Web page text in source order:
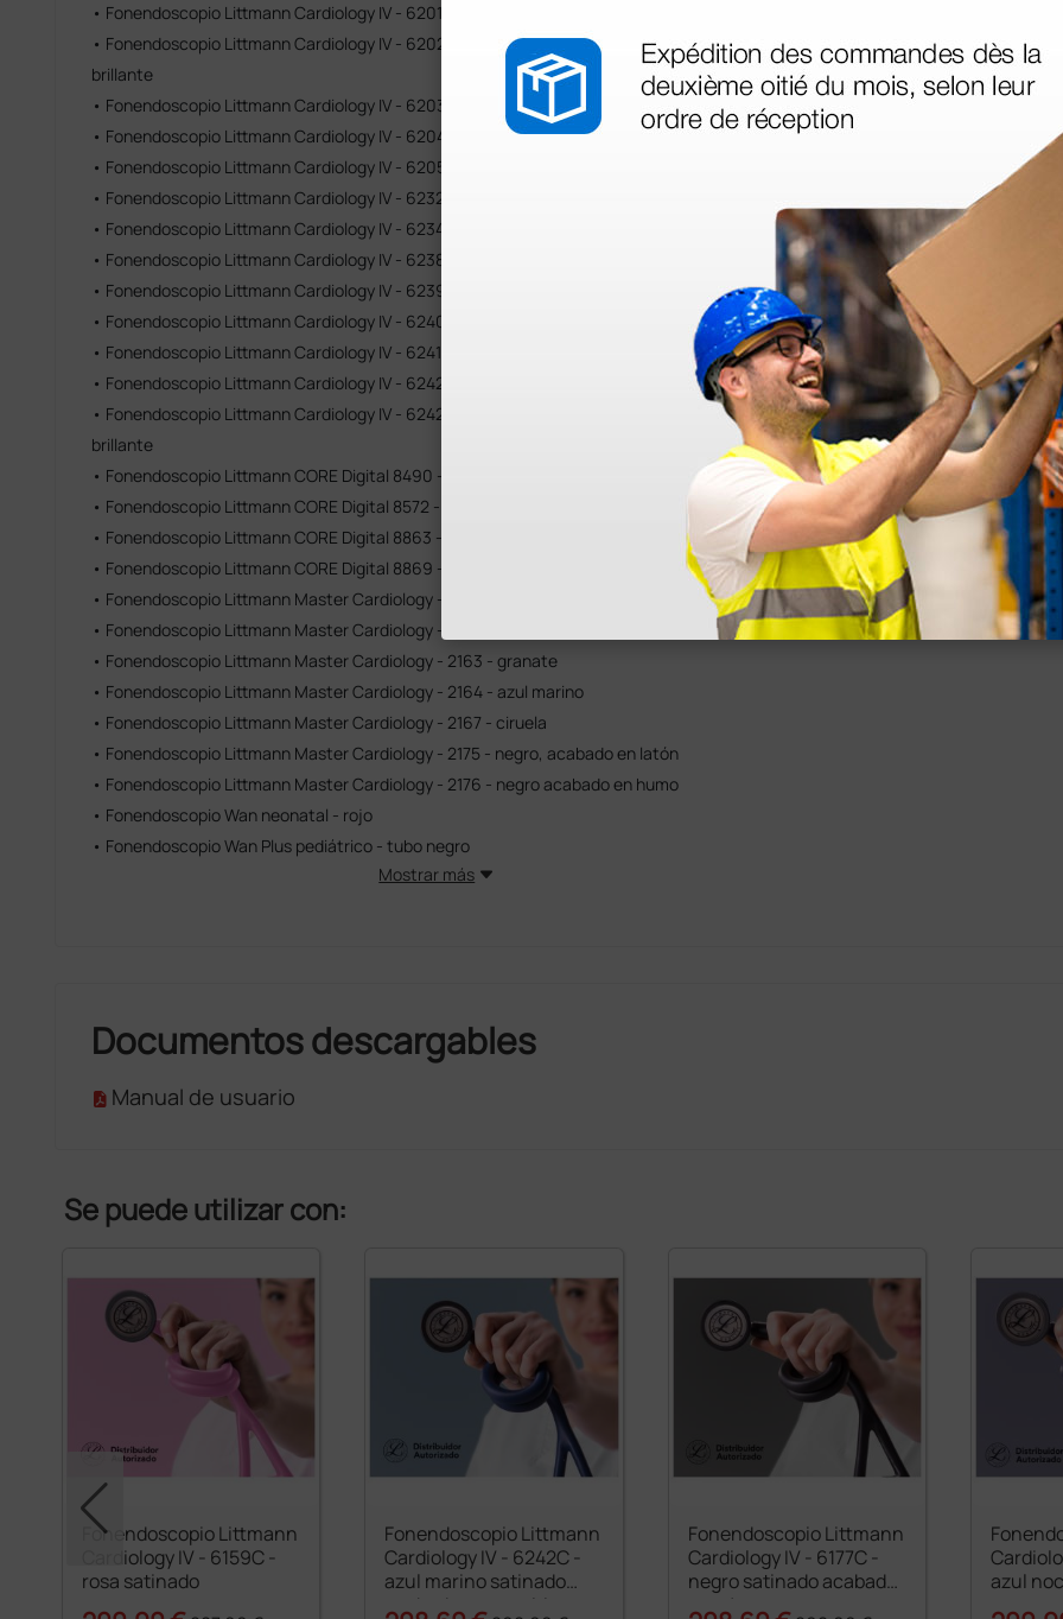
• Fonendoscopio Littmann Cardiology IV - 6201 - negro acabado negro y azul
• Fonendoscopio Littmann Cardiology IV - 6202 - azul marino acabado en negro humo
brillante
• Fonendoscopio Littmann Cardiology IV - 6203 - negro acabado negro y morado
• Fonendoscopio Littmann Cardiology IV - 6204 - negro acabado humo brillante
• Fonendoscopio Littmann Cardiology IV - 6205 - ciruela con acabados arcoiris y violeta
• Fonendoscopio Littmann Cardiology IV - 6232 - negro acabado en humo brillante
• Fonendoscopio Littmann Cardiology IV - 6234 - azul caribe acabado en humo brillante
• Fonendoscopio Littmann Cardiology IV - 6238 - gris acabado en humo brillante
• Fonendoscopio Littmann Cardiology IV - 6239 - ciruela acabado en arco iris brillante
• Fonendoscopio Littmann Cardiology IV - 6240 - negro acabado en arco iris brillante
• Fonendoscopio Littmann Cardiology IV - 6241 - frambuesa acabado en arco iris brillante
• Fonendoscopio Littmann Cardiology IV - 6242 - azul navy acabado en arco iris brillante
• Fonendoscopio Littmann Cardiology IV - 6242C - azul marino satinado acabado en arco iris
brillante
• Fonendoscopio Littmann CORE Digital 8490 - Negro
• Fonendoscopio Littmann CORE Digital 8572 - Negro acabado de arco iris brillante
• Fonendoscopio Littmann CORE Digital 8863 - negro acabado en cobre brillante
• Fonendoscopio Littmann CORE Digital 8869 - Negro acabado en espejo
• Fonendoscopio Littmann Master Cardiology - 2160 - negro
• Fonendoscopio Littmann Master Cardiology - 2161 - black edition
• Fonendoscopio Littmann Master Cardiology - 2163 - granate
• Fonendoscopio Littmann Master Cardiology - 2164 - azul marino
• Fonendoscopio Littmann Master Cardiology - 2167 - ciruela
• Fonendoscopio Littmann Master Cardiology - 2175 - negro, acabado en latón
• Fonendoscopio Littmann Master Cardiology - 2176 - negro acabado en humo
• Fonendoscopio Wan neonatal - rojo
• Fonendoscopio Wan Plus pediátrico - tubo negro
Mostrar más
Documentos descargables
Manual de usuario
Se puede utilizar con:
Fonendoscopio Littmann
Cardiology IV - 6159C -
rosa satinado
Fonendoscopio Littmann
Cardiology IV - 6242C -
azul marino satinado
acabado en arco iris
Fonendoscopio Littmann
Cardiology IV - 6177C -
negro satinado acabado
espejo
azul